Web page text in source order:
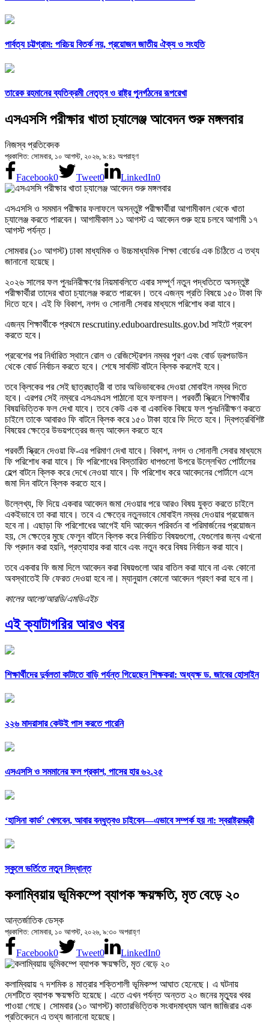
পার্বত্য চট্টগ্রাম: পরিচয় বিতর্ক নয়, প্রয়োজন জাতীয় ঐক্য ও সংহতি
তারেক রহমানের ব্যতিক্রমী নেতৃত্ব ও রাষ্ট্র পুনর্গঠনের রূপরেখা
এসএসসি পরীক্ষার খাতা চ্যালেঞ্জ আবেদন শুরু মঙ্গলবার
নিজস্ব প্রতিবেদক
প্রকাশিত: সোমবার, ১০ আগস্ট, ২০২৬, ৯:৪১ অপরাহ্ণ
Facebook0 Tweet0 LinkedIn0
এসএসসি ও সমমান পরীক্ষার ফলাফলে অসন্তুষ্ট পরীক্ষার্থীরা আগামীকাল থেকে খাতা
চ্যালেঞ্জ করতে পারবেন। আগামীকাল ১১ আগস্ট এ আবেদন শুরু হয়ে চলবে আগামী ১৭
আগস্ট পর্যন্ত।
সোমবার (১০ আগস্ট) ঢাকা মাধ্যমিক ও উচ্চমাধ্যমিক শিক্ষা বোর্ডের এক চিঠিতে এ তথ্য
জানানো হয়েছে।
২০২৬ সালের ফল পুনঃনিরীক্ষণের নিয়মাবলিতে এবার সম্পূর্ণ নতুন পদ্ধতিতে অসন্তুষ্ট
পরীক্ষার্থীরা তাদের খাতা চ্যালেঞ্জ করতে পারবেন। তবে এজন্য প্রতি বিষয়ে ১৫০ টাকা ফি
দিতে হবে। এই ফি বিকাশ, নগদ ও সোনালী সেবার মাধ্যমে পরিশোধ করা যাবে।
এজন্য শিক্ষার্থীকে প্রথমে rescrutiny.eduboardresults.gov.bd সাইটে প্রবেশ
করতে হবে।
প্রবেশের পর নির্ধারিত স্থানে রোল ও রেজিস্ট্রেশন নম্বর পূরণ এবং বোর্ড ড্রপডাউন
থেকে বোর্ড নির্বাচন করতে হবে। শেষে সাবমিট বাটনে ক্লিক করলেই হবে।
তবে ক্লিকের পর সেই ছাত্রছাত্রী বা তার অভিভাবকের দেওয়া মোবাইল নম্বর দিতে
হবে। এরপর সেই নম্বরে এসএমএস পাঠানো হবে ফলাফল। পরবর্তী স্ক্রিনে শিক্ষার্থীর
বিষয়ভিত্তিক ফল দেখা যাবে। তবে কেউ এক বা একাধিক বিষয়ে ফল পুনঃনিরীক্ষণ করতে
চাইলে তাকে আবারও ফি বাটনে ক্লিক করে ১৫০ টাকা হারে ফি দিতে হবে। দ্বিপত্রবিশিষ্ট
বিষয়ের ক্ষেত্রে উভয়পত্রের জন্য আবেদন করতে হবে
পরবর্তী স্ক্রিনে দেওয়া ফি-এর পরিমাণ দেখা যাবে। বিকাশ, নগদ ও সোনালী সেবার মাধ্যমে
ফি পরিশোধ করা যাবে। ফি পরিশোধের বিস্তারিত ধাপগুলো উপরে উল্লেখিত পোর্টালের
হেল্প বাটনে ক্লিক করে দেখে নেওয়া যাবে। ফি পরিশোধ করে আবেদনের পোর্টালে এসে
জমা দিন বাটনে ক্লিক করতে হবে।
উল্লেখ্য, ফি দিয়ে একবার আবেদন জমা দেওয়ার পরে আরও বিষয় যুক্ত করতে চাইলে
একইভাবে তা করা যাবে। তবে এ ক্ষেত্রে নতুনভাবে মোবাইল নম্বর দেওয়ার প্রয়োজন
হবে না। এছাড়া ফি পরিশোধের আগেই যদি আবেদন পরিবর্তন বা পরিমার্জনের প্রয়োজন
হয়, সে ক্ষেত্রে মুছে ফেলুন বাটনে ক্লিক করে নির্বাচিত বিষয়গুলো, যেগুলোর জন্য এখনো
ফি প্রদান করা হয়নি, প্রত্যাহার করা যাবে এবং নতুন করে বিষয় নির্বাচন করা যাবে।
তবে একবার ফি জমা দিলে আবেদন করা বিষয়গুলো আর বাতিল করা যাবে না এবং কোনো
অবস্থাতেই ফি ফেরত দেওয়া হবে না। ম্যানুয়াল কোনো আবেদন গ্রহণ করা হবে না।
কালের আলো/আরডি/এমডিএইচ
এই ক্যাটাগরির আরও খবর
শিক্ষার্থীদের দুর্বলতা কাটাতে বাড়ি পর্যন্ত গিয়েছেন শিক্ষকরা: অধ্যক্ষ ড. জাবের হোসাইন
২২৬ মাদরাসার কেউই পাস করতে পারেনি
এসএসসি ও সমমানের ফল প্রকাশ, পাসের হার ৬২.২৫
‘হাসিনা কার্ড’ খেলবেন, আবার বন্ধুত্বও চাইবেন—এভাবে সম্পর্ক হয় না: স্বরাষ্ট্রমন্ত্রী
স্কুলে ভর্তিতে নতুন সিদ্ধান্ত
কলাম্বিয়ায় ভূমিকম্পে ব্যাপক ক্ষয়ক্ষতি, মৃত বেড়ে ২০
আন্তর্জাতিক ডেস্ক
প্রকাশিত: সোমবার, ১০ আগস্ট, ২০২৬, ৯:৩০ অপরাহ্ণ
Facebook0 Tweet0 LinkedIn0
কলাম্বিয়ায় ৭ দশমিক ৪ মাত্রার শক্তিশালী ভূমিকম্প আঘাত হেনেছে। এ ঘটনায়
দেশটিতে ব্যাপক ক্ষয়ক্ষতি হয়েছে। এতে এখন পর্যন্ত অন্তত ২০ জনের মৃত্যুর খবর
পাওয়া গেছে। সোমবার (১০ আগস্ট) কাতারভিত্তিক সংবাদমাধ্যম আল জাজিরার এক
প্রতিবেদনে এ তথ্য জানানো হয়েছে।